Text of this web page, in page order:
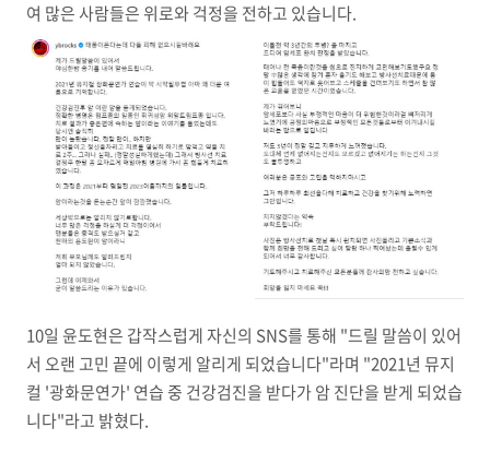
여 많은 사람들은 위로와 걱정을 전하고 있습니다.
10일 윤도현은 갑작스럽게 자신의 SNS를 통해 "드릴 말씀이 있어
서 오랜 고민 끝에 이렇게 알리게 되었습니다"라며 "2021년 뮤지
컬 '광화문연가' 연습 중 건강검진을 받다가 암 진단을 받게 되었습
니다"라고 밝혔다.